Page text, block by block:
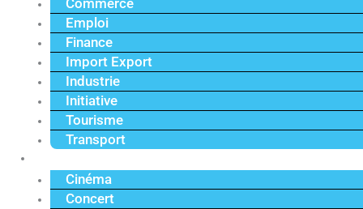
Commerce
Emploi
Finance
Import Export
Industrie
Initiative
Tourisme
Transport
Cinéma
Concert